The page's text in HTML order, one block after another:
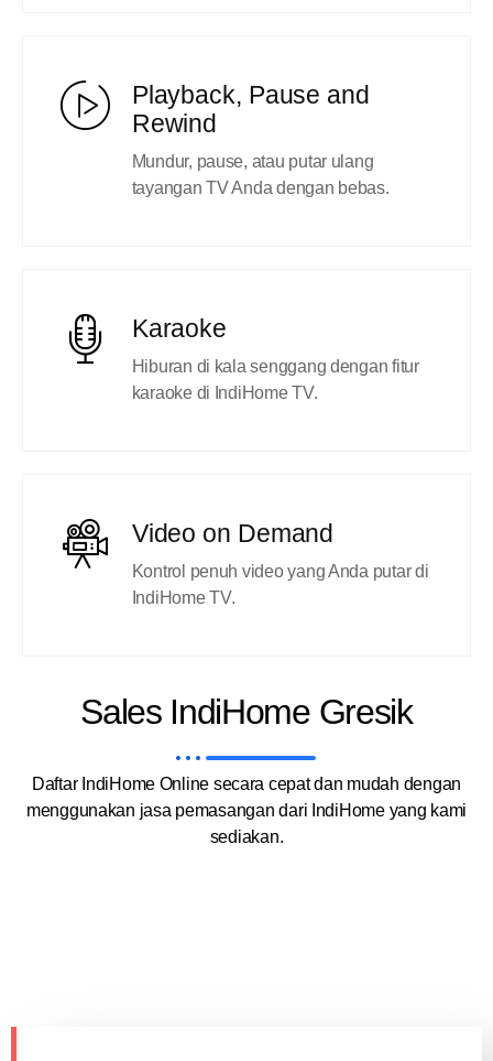
Playback, Pause and
Rewind
Mundur, pause, atau putar ulang
tayangan TV Anda dengan bebas.
Karaoke
Hiburan di kala senggang dengan fitur
karaoke di IndiHome TV.
Video on Demand
Kontrol penuh video yang Anda putar di
IndiHome TV.
Sales IndiHome Gresik
Daftar IndiHome Online secara cepat dan mudah dengan
menggunakan jasa pemasangan dari IndiHome yang kami
sediakan.